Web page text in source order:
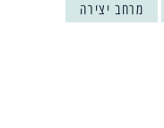
מרחב יצירה